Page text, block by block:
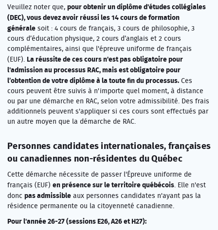
Veuillez noter que, pour obtenir un diplôme d'études collégiales
(DEC), vous devez avoir réussi les 14 cours de formation
générale soit : 4 cours de français, 3 cours de philosophie, 3
cours d’éducation physique, 2 cours d’anglais et 2 cours
complémentaires, ainsi que l'épreuve uniforme de français
(EUF). La réussite de ces cours n'est pas obligatoire pour
l'admission au processus RAC, mais est obligatoire pour
l’obtention de votre diplôme à la toute fin du processus. Ces
cours peuvent être suivis à n'importe quel moment, à distance
ou par une démarche en RAC, selon votre admissibilité. Des frais
additionnels peuvent s'appliquer si ces cours sont effectués par
un autre moyen que la démarche de RAC.
Personnes candidates internationales, françaises
ou canadiennes non-résidentes du Québec
Cette démarche nécessite de passer l'Épreuve uniforme de
français (EUF) en présence sur le territoire québécois. Elle n'est
donc pas admissible aux personnes candidates n'ayant pas la
résidence permanente ou la citoyenneté canadienne.
Pour l'année 26-27 (sessions E26, A26 et H27):